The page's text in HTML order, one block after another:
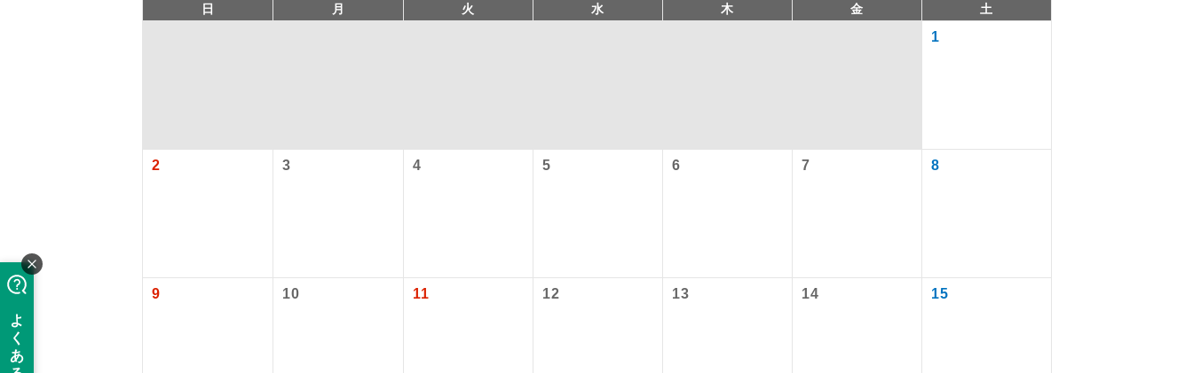
日 月 火 水 木 金 土
1
2 3 4 5 6 7 8
9 10 11 12 13 14 15
現地添乗員同行
現地到着空港（駅）から最終日出発空港（駅）まで添乗員が